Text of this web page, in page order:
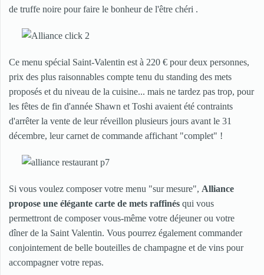
de truffe noire pour faire le bonheur de l'être chéri .
Ce menu spécial Saint-Valentin est à 220 € pour deux personnes,
prix des plus raisonnables compte tenu du standing des mets
proposés et du niveau de la cuisine... mais ne tardez pas trop, pour
les fêtes de fin d'année Shawn et Toshi avaient été contraints
d'arrêter la vente de leur réveillon plusieurs jours avant le 31
décembre, leur carnet de commande affichant "complet" !
Si vous voulez composer votre menu "sur mesure", Alliance
propose une élégante carte de mets raffinés qui vous
permettront de composer vous-même votre déjeuner ou votre
dîner de la Saint Valentin. Vous pourrez également commander
conjointement de belle bouteilles de champagne et de vins pour
accompagner votre repas.